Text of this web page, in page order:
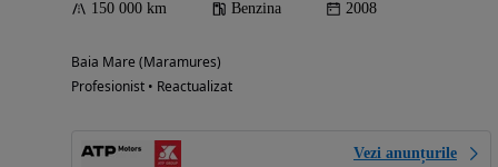
150 000 km Benzina 2008
Baia Mare (Maramures)
Profesionist • Reactualizat
Vezi anunțurile